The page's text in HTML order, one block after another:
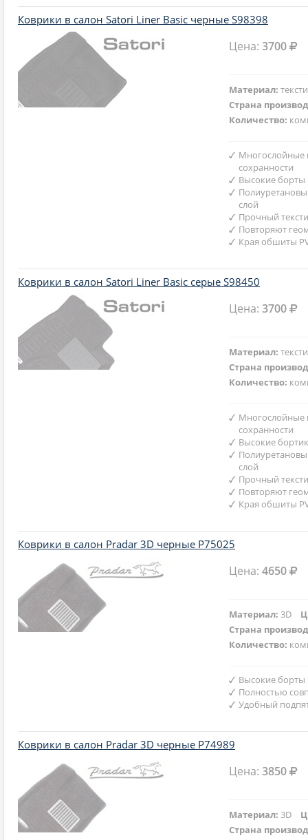
Коврики в салон Satori Liner Basic черные S98398
Цена:3700
Материал:
Страна
Количество:
Многослойные
сохранности
Высокие борты
слой
Прочный
Повторяют
Края обшиты
Коврики в салон Satori Liner Basic серые S98450
Цена:3700
Материал:
Страна
Количество:
Многослойные
сохранности
Высокие
слой
Прочный
Повторяют
Края обшиты
Коврики в салон Pradar 3D черные P75025
Цена:4650
Материал:3D
Страна
Количество:
Высокие борты
Полностью
Удобный
Коврики в салон Pradar 3D черные P74989
Цена:3850
Материал:3D
Страна